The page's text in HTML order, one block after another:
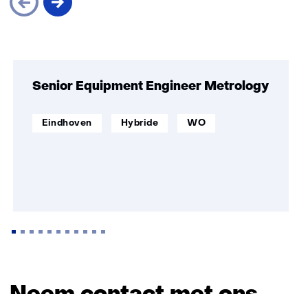
over
(Ook
scientist
Senior Equipment Engineer Metrology
werklocatie:
Eindhoven
Werken
Hybride Opleidingsniveau:
WO
naar